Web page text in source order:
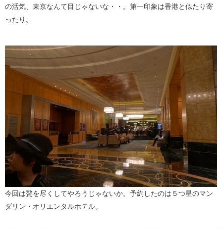
の活気、東京なんて目じゃないな・・。第一印象は香港と似たり寄
ったり。
今回は贅を尽くしてやろうじゃないか。予約したのは５つ星のマン
ダリン・オリエンタルホテル。